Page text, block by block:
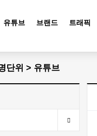
유튜브 브랜드 트래픽
단위 > 유튜브